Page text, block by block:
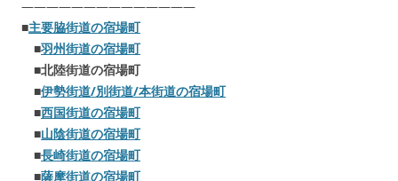
——————————————
■主要脇街道の宿場町
■羽州街道の宿場町
■北陸街道の宿場町
■伊勢街道/別街道/本街道の宿場町
■西国街道の宿場町
■山陰街道の宿場町
■長崎街道の宿場町
■薩摩街道の宿場町